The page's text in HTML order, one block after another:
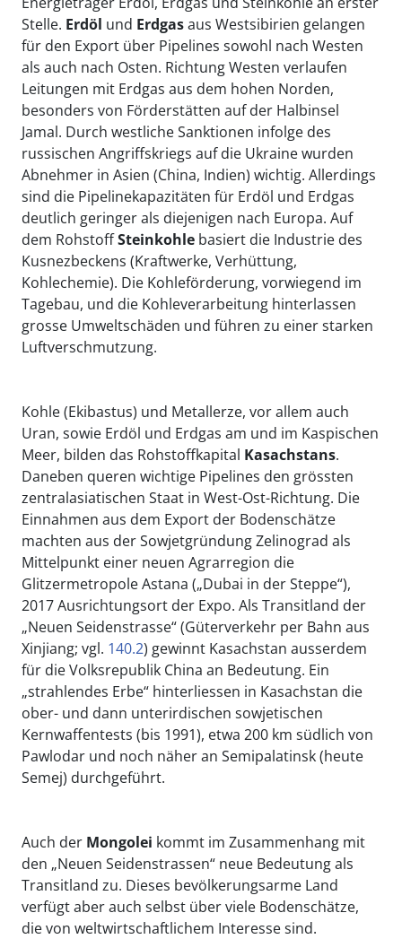
Stelle. Erdöl und Erdgasaus Westsibirien gelangen
für den Export über Pipelines sowohl nach Westen
als auch nach Osten. Richtung Westen verlaufen
Leitungen mit Erdgas aus dem hohen Norden,
besonders von Förderstätten auf der Halbinsel
Jamal. Durch westliche Sanktionen infolge des
russischen Angriffskriegs auf die Ukraine wurden
Abnehmer in Asien (China, Indien) wichtig. Allerdings
sind die Pipelinekapazitäten für Erdöl und Erdgas
deutlich geringer als diejenigen nach Europa. Auf
dem RohstoffSteinkohle basiert die Industrie des
Kusnezbeckens (Kraftwerke, Verhüttung,
Kohlechemie). Die Kohleförderung, vorwiegend im
Tagebau, und die Kohleverarbeitung hinterlassen
grosse Umweltschäden und führen zu einer starken
Luftverschmutzung.
Kohle (Ekibastus) und Metallerze, vor allem auch
Uran, sowie Erdöl und Erdgas am und im Kaspischen
Meer, bilden das Rohstoffkapital Kasachstans.
Daneben queren wichtige Pipelines den grössten
zentralasiatischen Staat in West-Ost-Richtung. Die
Einnahmen aus dem Export der Bodenschätze
machten aus der Sowjetgründung Zelinograd als
Mittelpunkt einer neuen Agrarregion die
Glitzermetropole Astana („Dubai in der Steppe“),
2017 Ausrichtungsort der Expo. Als Transitland der
„Neuen Seidenstrasse“ (Güterverkehr per Bahn aus
Xinjiang; vgl. 140.2) gewinnt Kasachstan ausserdem
für die Volksrepublik China an Bedeutung. Ein
„strahlendes Erbe“ hinterliessen in Kasachstan die
ober- und dann unterirdischen sowjetischen
Kernwaffentests (bis 1991), etwa 200 km südlich von
Pawlodar und noch näher an Semipalatinsk (heute
Semej) durchgeführt.
Auch der Mongolei kommt im Zusammenhang mit
den „Neuen Seidenstrassen“ neue Bedeutung als
Transitland zu. Dieses bevölkerungsarme Land
verfügt aber auch selbst über viele Bodenschätze,
die von weltwirtschaftlichem Interesse sind.